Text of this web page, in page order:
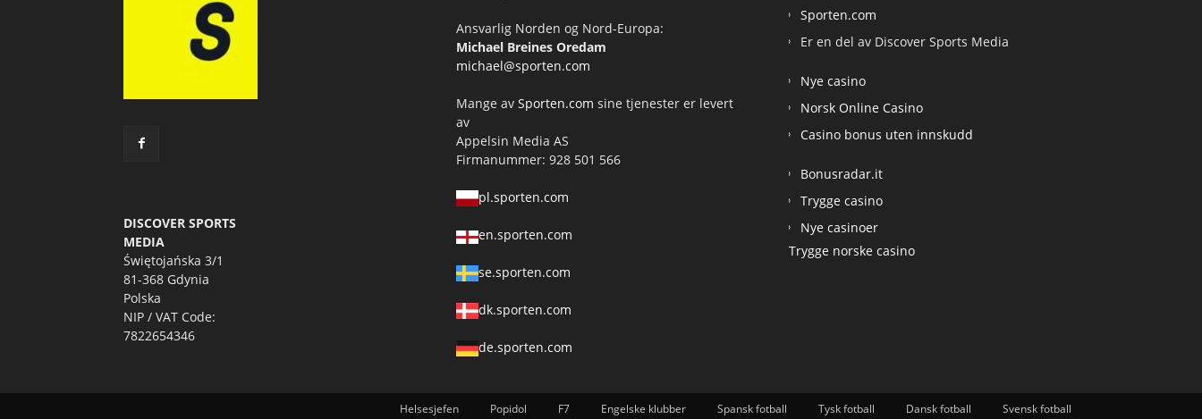
DISCOVER SPORTS
MEDIA
Świętojańska 3/1
81-368 Gdynia
Polska
NIP / VAT Code:
7822654346
Ansvarlig Norden og Nord-Europa:
Michael Breines Oredam
michael@sporten.com
Mange av Sporten.com sine tjenester er levert
av
Appelsin Media AS
Firmanummer: 928 501 566
pl.sporten.com
en.sporten.com
se.sporten.com
dk.sporten.com
de.sporten.com
Sporten.com
Er en del av Discover Sports Media
Nye casino
Norsk Online Casino
Casino bonus uten innskudd
Bonusradar.it
Trygge casino
Nye casinoer
Trygge norske casino
Helsesjefen Popidol F7 Engelske klubber Spansk fotball Tysk fotball Dansk fotball Svensk fotball